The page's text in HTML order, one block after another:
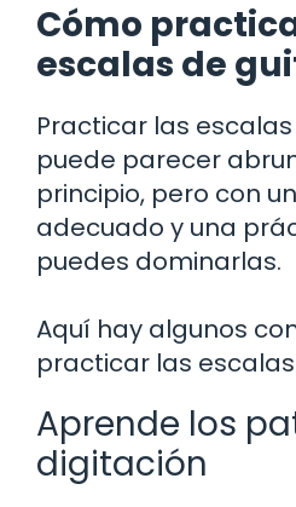
Cómo
escalas de
Practicar las
puede parecer
principio, pero con
adecuado y una
puedes dominarlas.
Aquí hay algunos
practicar las
Aprende los
digitación